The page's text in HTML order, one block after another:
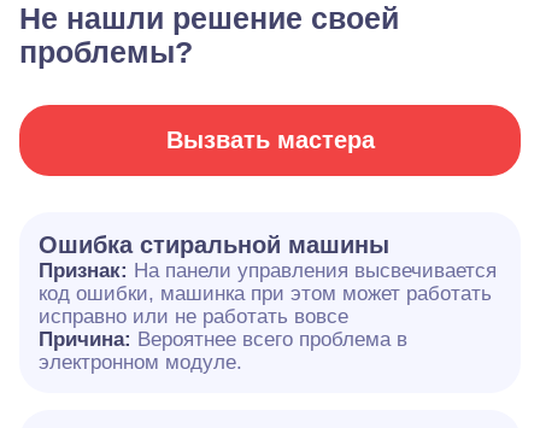
Не нашли решение своей
проблемы?
Вызвать мастера
Ошибка стиральной машины
Признак: На панели управления высвечивается
код ошибки, машинка при этом может работать
исправно или не работать вовсе
Причина: Вероятнее всего проблема в
электронном модуле.